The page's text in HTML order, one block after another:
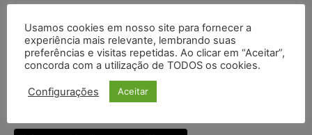
Entrar
Usamos cookies em nosso site para fornecer a
experiência mais relevante, lembrando suas
preferências e visitas repetidas. Ao clicar em “Aceitar”,
concorda com a utilização de TODOS os cookies.
Configurações Aceitar